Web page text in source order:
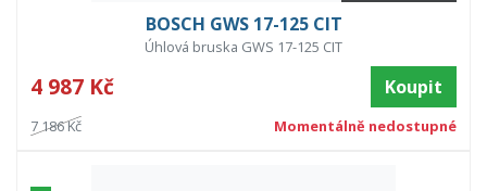
BOSCH GWS 17-125 CIT
Úhlová bruska GWS 17-125 CIT
4 987 Kč Koupit
7 186 Kč Momentálně nedostupné